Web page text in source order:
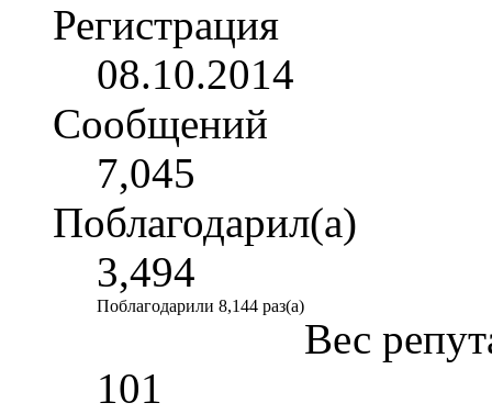
Регистрация
08.10.2014
Сообщений
7,045
Поблагодарил(а)
3,494
Поблагодарили 8,144 раз(а)
Вес
101